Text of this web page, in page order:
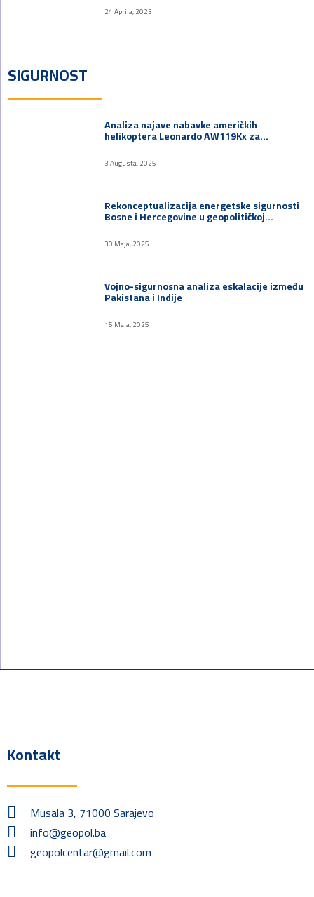
24 Aprila, 2023
SIGURNOST
Analiza najave nabavke američkih
helikoptera Leonardo AW119Kx za…
3 Augusta, 2025
Rekonceptualizacija energetske sigurnosti
Bosne i Hercegovine u geopolitičkoj…
30 Maja, 2025
Vojno-sigurnosna analiza eskalacije između
Pakistana i Indije
15 Maja, 2025
Kontakt
Musala 3, 71000 Sarajevo
info@geopol.ba
geopolcentar@gmail.com